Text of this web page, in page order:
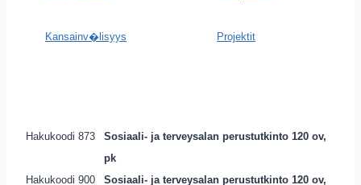
Kansainv�lisyys Projektit
Hakukoodi 873
Sosiaali- ja terveysalan perustutkinto 120 ov,
pk
Hakukoodi 900
Sosiaali- ja terveysalan perustutkinto 120 ov,